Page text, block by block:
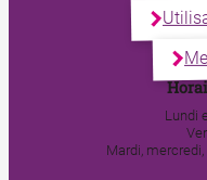
Lundi
Mardi,